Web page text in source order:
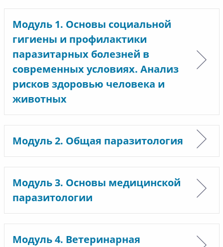
Модуль 1. Основы социальной
гигиены и профилактики
паразитарных болезней в
современных условиях. Анализ
рисков здоровью человека и
животных
Модуль 2. Общая паразитология
Модуль 3. Основы медицинской
паразитологии
Модуль 4. Ветеринарная